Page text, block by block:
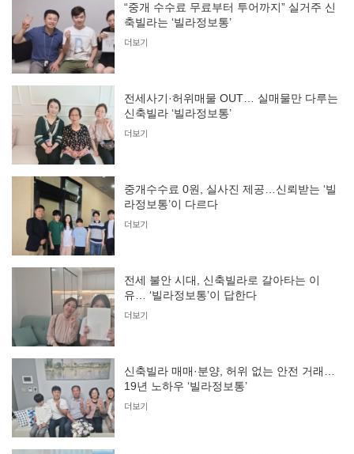
“중개 수수료 무료부터 투어까지” 실거주 신
축빌라는 ‘빌라정보통’
더보기
전세사기·허위매물 OUT… 실매물만 다루는
신축빌라 ‘빌라정보통’
더보기
중개수수료 0원, 실사진 제공…신뢰받는 ‘빌
라정보통’이 다르다
더보기
전세 불안 시대, 신축빌라로 갈아타는 이
유… ‘빌라정보통’이 답한다
더보기
신축빌라 매매·분양, 허위 없는 안전 거래…
19년 노하우 ‘빌라정보통’
더보기